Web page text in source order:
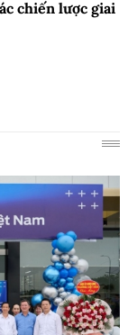
chiến lược giai